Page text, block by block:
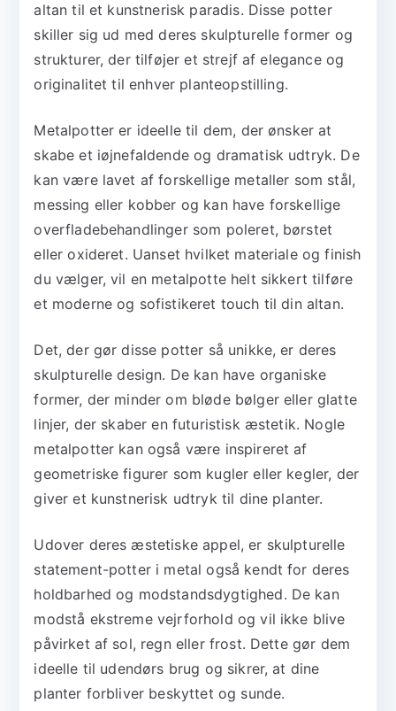
altan til et kunstnerisk paradis. Disse potter
skiller sig ud med deres skulpturelle former og
strukturer, der tilføjer et strejf af elegance og
originalitet til enhver planteopstilling.
Metalpotter er ideelle til dem, der ønsker at
skabe et iøjnefaldende og dramatisk udtryk. De
kan være lavet af forskellige metaller som stål,
messing eller kobber og kan have forskellige
overfladebehandlinger som poleret, børstet
eller oxideret. Uanset hvilket materiale og finish
du vælger, vil en metalpotte helt sikkert tilføre
et moderne og sofistikeret touch til din altan.
Det, der gør disse potter så unikke, er deres
skulpturelle design. De kan have organiske
former, der minder om bløde bølger eller glatte
linjer, der skaber en futuristisk æstetik. Nogle
metalpotter kan også være inspireret af
geometriske figurer som kugler eller kegler, der
giver et kunstnerisk udtryk til dine planter.
Udover deres æstetiske appel, er skulpturelle
statement-potter i metal også kendt for deres
holdbarhed og modstandsdygtighed. De kan
modstå ekstreme vejrforhold og vil ikke blive
påvirket af sol, regn eller frost. Dette gør dem
ideelle til udendørs brug og sikrer, at dine
planter forbliver beskyttet og sunde.